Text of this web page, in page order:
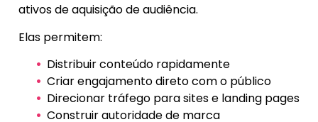
ativos de aquisição de audiência.
Elas permitem:
Distribuir conteúdo rapidamente
Criar engajamento direto com o público
Direcionar tráfego para sites e landing pages
Construir autoridade de marca